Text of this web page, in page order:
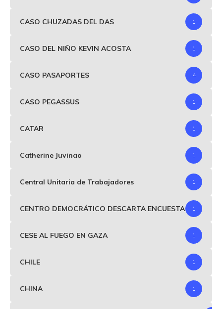
CASO CHUZADAS DEL DAS 1
CASO DEL NIÑO KEVIN ACOSTA 1
CASO PASAPORTES 4
CASO PEGASSUS 1
CATAR 1
Catherine Juvinao 1
Central Unitaria de Trabajadores 1
CENTRO DEMOCRÁTICO DESCARTA ENCUESTA 1
CESE AL FUEGO EN GAZA 1
CHILE 1
CHINA 1